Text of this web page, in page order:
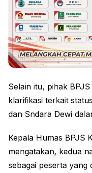
Selain itu, pihak
klarifikasi terkait
dan Sndara Dewi
Kepala Humas BPJS
mengatakan, kedua
sebagai peserta